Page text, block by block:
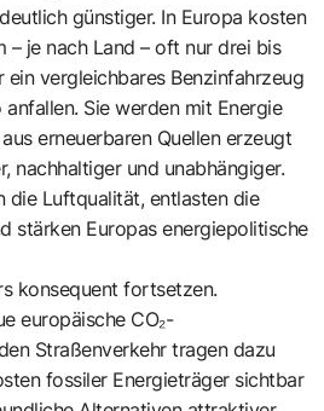
günstiger. In Europa kosten
– je nach Land – oft nur drei bis
ein vergleichbares Benzinfahrzeug
Sie werden mit Energie
erneuerbaren Quellen erzeugt
nachhaltiger und unabhängiger.
die Luftqualität, entlasten die
stärken Europas energiepolitische
konsequent fortsetzen.
europäische CO₂-
Straßenverkehr tragen dazu
fossiler Energieträger sichtbar